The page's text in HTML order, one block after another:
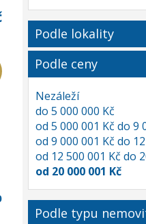
Podle lokality
Podle ceny
Nezáleží
do 5 000 000 Kč
od 5 000 001 Kč do 9
od 9 000 001 Kč do
od 12 500 001 Kč do
od 20 000 001 Kč
Podle typu